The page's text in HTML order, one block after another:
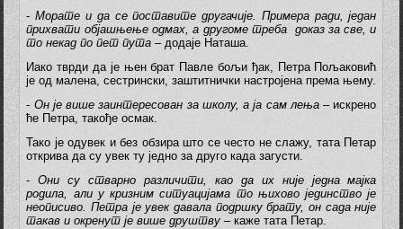
-Морате и да се поставите другачије. Примера ради, један
прихвати објашњење одмах, а другоме треба доказ за све, и
то некад по пет пута – додаје Наташа.
Иако тврди да је њен брат Павле бољи ђак, Петра Пољаковић
је од малена, сестрински, заштитнички настројена према њему.
- Он је више заинтересован за школу, а ја сам лења– искрено
ће Петра, такође осмак.
Тако је одувек и без обзира што се често не слажу, тата Петар
открива да су увек ту једно за друго када загусти.
-Они су стварно различити, као да их није једна мајка
родила, али у кризним ситуацијама то њихово јединство је
неописиво. Петра је увек давала подршку брату, он сада није
такав и окренут је више друштву – каже тата Петар.